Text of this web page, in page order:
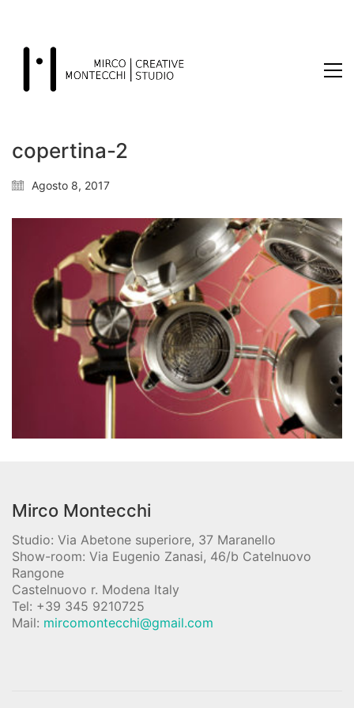
copertina-2
Agosto 8, 2017
Mirco Montecchi
Studio: Via Abetone superiore, 37 Maranello
Show-room: Via Eugenio Zanasi, 46/b Catelnuovo
Rangone
Castelnuovo r. Modena Italy
Tel: +39 345 9210725
Mail: mircomontecchi@gmail.com